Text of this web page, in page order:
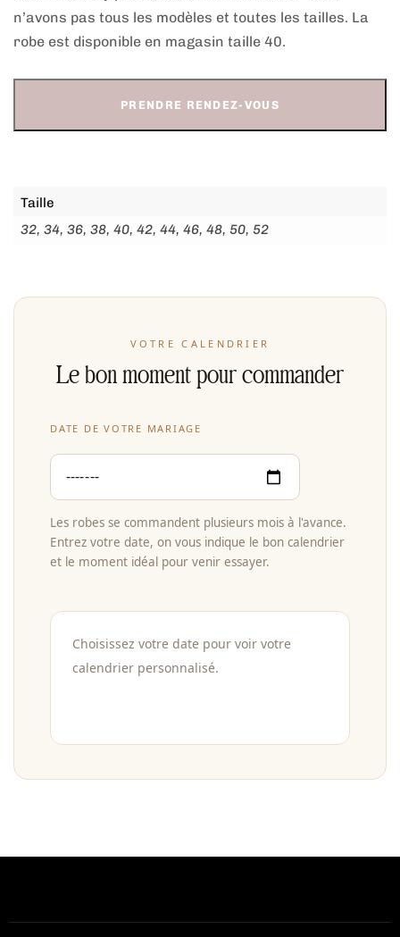
n’avons pas tous les modèles et toutes les tailles. La
robe est disponible en magasin taille 40.
PRENDRE RENDEZ-VOUS
Taille
32, 34, 36, 38, 40, 42, 44, 46, 48, 50, 52
VOTRE CALENDRIER
Le bon moment pour commander
DATE DE VOTRE MARIAGE
Les robes se commandent plusieurs mois à l'avance.
Entrez votre date, on vous indique le bon calendrier
et le moment idéal pour venir essayer.
Choisissez votre date pour voir votre
calendrier personnalisé.